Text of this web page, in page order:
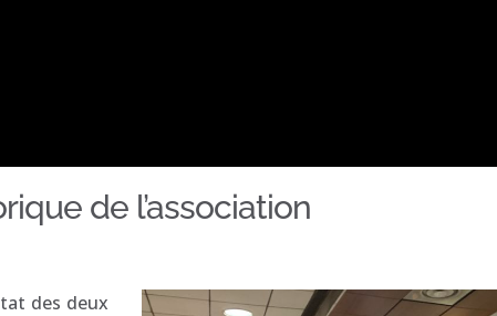
de l’association
des deux